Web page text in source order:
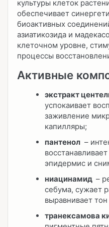
культуры клеток
обеспечивает
биоактивных
азиатикозида и
клеточном уровне,
процессы
Активные
экстракт
успокаивает
заживление
капилляры;
пантенол –
эпидермис и
ниацинамид –
себума, сужает
выравнивает
транексамова